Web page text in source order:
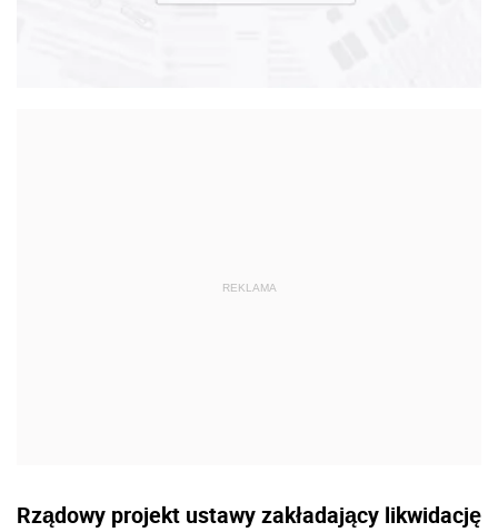
Rządowy projekt ustawy zakładający likwidację